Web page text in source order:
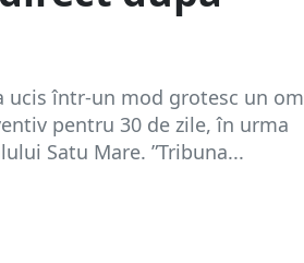
ucis într-un mod grotesc un om
pentru 30 de zile, în urma
Satu Mare. ”Tribuna...